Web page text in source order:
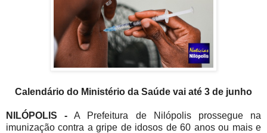
Calendário do Ministério da Saúde vai até 3 de junho
NILÓPOLIS - A Prefeitura de Nilópolis prossegue na
imunização contra a gripe de idosos de 60 anos ou mais e